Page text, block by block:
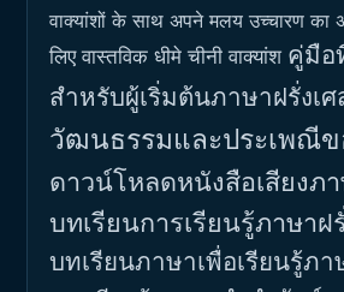
वाक्यांशों के साथ अपने मलय उच्चारण का
लिए वास्तविक धीमे चीनी वाक्यांश คู่มือ
สำหรับผู้เริ่มต้นภาษาฝรั่งเศ
วัฒนธรรมและประเพณีข
ดาวน์โหลดหนังสือเสียงภา
บทเรียนการเรียนรู้ภาษาฝ
บทเรียนภาษาเพื่อเรียนรู้ภ